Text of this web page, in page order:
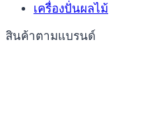
เครื่องปั่นผลไม้
สินค้าตามแบรนด์